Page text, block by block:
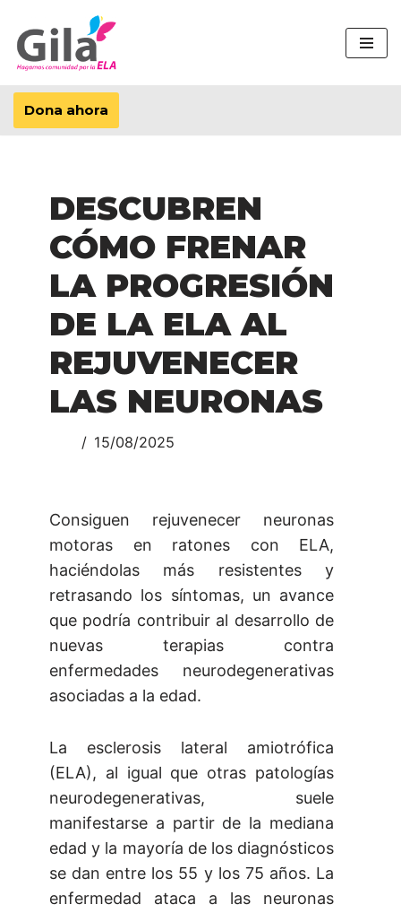
Saltar
al
contenido
Dona ahora
DESCUBREN
CÓMO FRENAR
LA PROGRESIÓN
DE LA ELA AL
REJUVENECER
LAS NEURONAS
15/08/2025
Consiguen rejuvenecer neuronas
motoras en ratones con ELA,
haciéndolas más resistentes y
retrasando los síntomas, un avance
que podría contribuir al desarrollo de
nuevas terapias contra
enfermedades neurodegenerativas
asociadas a la edad.
La esclerosis lateral amiotrófica
(ELA), al igual que otras patologías
neurodegenerativas, suele
manifestarse a partir de la mediana
edad y la mayoría de los diagnósticos
se dan entre los 55 y los 75 años. La
enfermedad ataca a las neuronas